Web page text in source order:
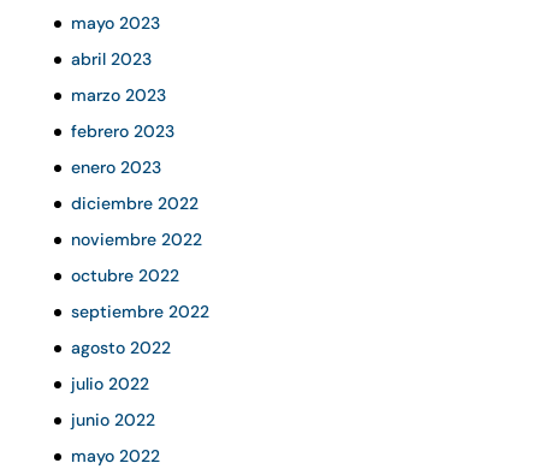
mayo 2023
abril 2023
marzo 2023
febrero 2023
enero 2023
diciembre 2022
noviembre 2022
octubre 2022
septiembre 2022
agosto 2022
julio 2022
junio 2022
mayo 2022